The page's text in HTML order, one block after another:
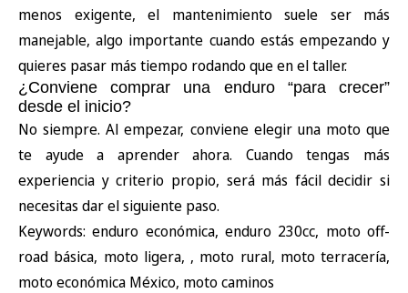
menos exigente, el mantenimiento suele ser más
manejable, algo importante cuando estás empezando y
quieres pasar más tiempo rodando que en el taller.
¿Conviene comprar una enduro “para crecer”
desde el inicio?
No siempre. Al empezar, conviene elegir una moto que
te ayude a aprender ahora. Cuando tengas más
experiencia y criterio propio, será más fácil decidir si
necesitas dar el siguiente paso.
Keywords: enduro económica, enduro 230cc, moto off-
road básica, moto ligera, , moto rural, moto terracería,
moto económica México, moto caminos